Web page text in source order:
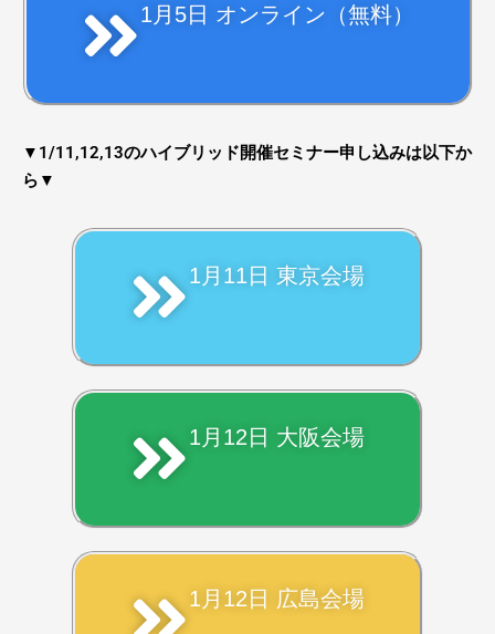
1月5日 オンライン（無料）
▼1/11,12,13のハイブリッド開催セミナー申し込みは以下か
ら▼
1月11日 東京会場
1月12日 大阪会場
1月12日 広島会場